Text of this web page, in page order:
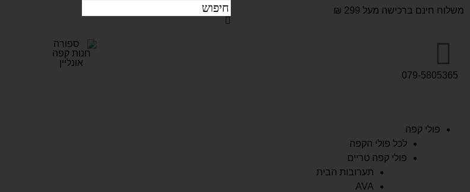
משלוח חינם ברכישה מעל 299 ₪
079-5805365
פולי קפה
לכל פולי הקפה
פולי קפה טריים
תערובות הבית
AVA